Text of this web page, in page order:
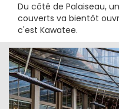
Du côté de Palaiseau,
couverts va bientôt
c'est Kawatee.